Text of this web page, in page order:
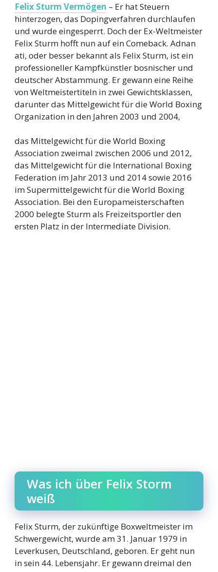
Felix Sturm Vermögen – Er hat Steuern
hinterzogen, das Dopingverfahren durchlaufen
und wurde eingesperrt. Doch der Ex-Weltmeister
Felix Sturm hofft nun auf ein Comeback. Adnan
ati, oder besser bekannt als Felix Sturm, ist ein
professioneller Kampfkünstler bosnischer und
deutscher Abstammung. Er gewann eine Reihe
von Weltmeistertiteln in zwei Gewichtsklassen,
darunter das Mittelgewicht für die World Boxing
Organization in den Jahren 2003 und 2004,
das Mittelgewicht für die World Boxing
Association zweimal zwischen 2006 und 2012,
das Mittelgewicht für die International Boxing
Federation im Jahr 2013 und 2014 sowie 2016
im Supermittelgewicht für die World Boxing
Association. Bei den Europameisterschaften
2000 belegte Sturm als Freizeitsportler den
ersten Platz in der Intermediate Division.
Was ich über Felix Storm
weiß
Felix Sturm, der zukünftige Boxweltmeister im
Schwergewicht, wurde am 31. Januar 1979 in
Leverkusen, Deutschland, geboren. Er geht nun
in sein 44. Lebensjahr. Er gewann dreimal den